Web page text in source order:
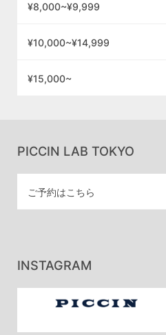
¥8,000~¥9,999
¥10,000~¥14,999
¥15,000~
PICCIN LAB TOKYO
ご予約はこちら
INSTAGRAM